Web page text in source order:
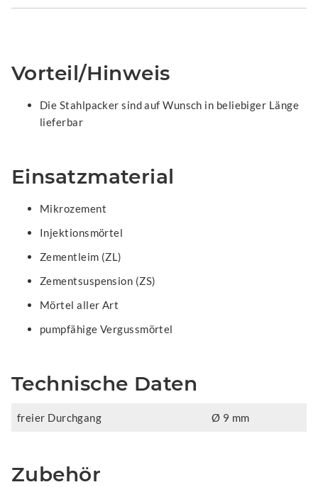
Vorteil/Hinweis
Die Stahlpacker sind auf Wunsch in beliebiger Länge
lieferbar
Einsatzmaterial
Mikrozement
Injektionsmörtel
Zementleim (ZL)
Zementsuspension (ZS)
Mörtel aller Art
pumpfähige Vergussmörtel
Technische Daten
freier Durchgang Ø 9 mm
Zubehör